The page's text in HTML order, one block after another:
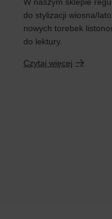
do stylizacji wiosna/
nowych torebek
do lektury.
Czytaj więcej